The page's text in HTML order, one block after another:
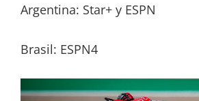
Argentina: Star+ y ESPN
Brasil: ESPN4